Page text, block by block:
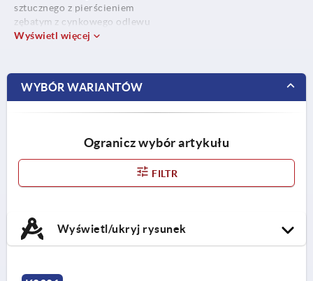
sztucznego z pierścieniem
zębatym z cynkowego odlewu
ciśnieniowego.
Części stalowe: klasa
Wyświetl więcej
WYBÓR WARIANTÓW
Ogranicz wybór artykułu
FILTR
Wyświetl/ukryj rysunek